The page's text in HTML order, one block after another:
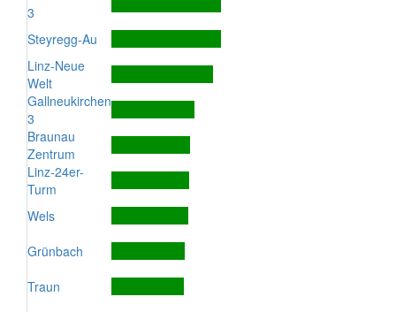
3
Steyregg-Au
Linz-Neue
Welt
Gallneukirchen
3
Braunau
Zentrum
Linz-24er-
Turm
Wels
Grünbach
Traun